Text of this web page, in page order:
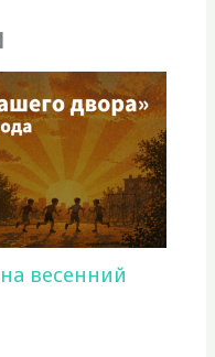
весенний